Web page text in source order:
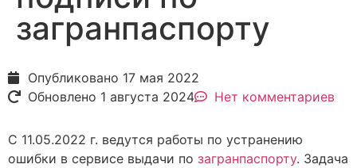
загранпаспорту
Опубликовано 17 мая 2022
Обновлено 1 августа 2024
Нет комментариев
С 11.05.2022 г. ведутся работы по устранению
ошибки в сервисе выдачи по загранпаспорту. Задача